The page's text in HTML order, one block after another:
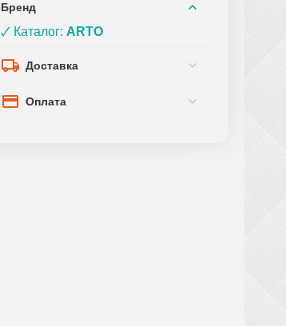
Бренд
🗸 Каталог:ARTO
Доставка
Оплата